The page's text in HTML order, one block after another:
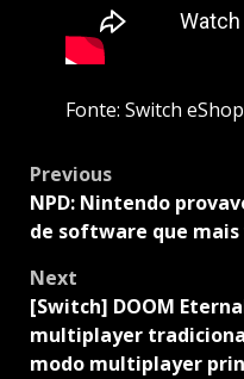
Fonte: Switch
Post
navigation
Previous
NPD: Nintendo
de software que mais
Next
[Switch] DOOM
multiplayer
modo multiplayer